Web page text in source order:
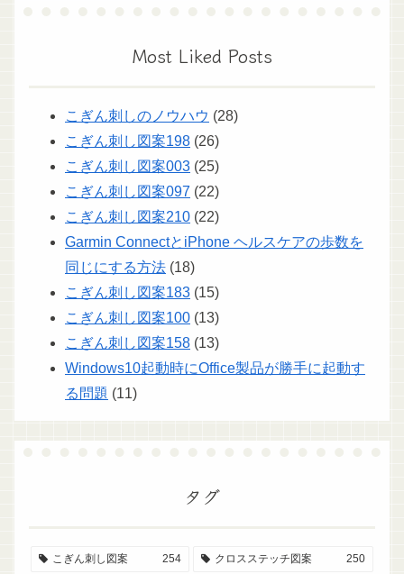
Most Liked Posts
こぎん刺しのノウハウ (28)
こぎん刺し図案198 (26)
こぎん刺し図案003 (25)
こぎん刺し図案097 (22)
こぎん刺し図案210 (22)
Garmin ConnectとiPhone ヘルスケアの歩数を
同じにする方法 (18)
こぎん刺し図案183 (15)
こぎん刺し図案100 (13)
こぎん刺し図案158 (13)
Windows10起動時にOffice製品が勝手に起動す
る問題 (11)
タグ
こぎん刺し図案 254 クロスステッチ図案 250